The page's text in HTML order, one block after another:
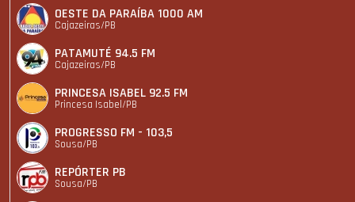
OESTE DA PARAÍBA 1000 AM
Cajazeiras/PB
PATAMUTÉ 94.5 FM
Cajazeiras/PB
PRINCESA ISABEL 92.5 FM
Princesa Isabel/PB
PROGRESSO FM - 103,5
Sousa/PB
REPÓRTER PB
Sousa/PB